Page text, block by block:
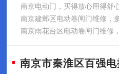
南京电动门，买得放心用得舒
南京建邺区电动卷闸门维修，
南京雨花台区电动卷闸门维修
南京市秦淮区百强